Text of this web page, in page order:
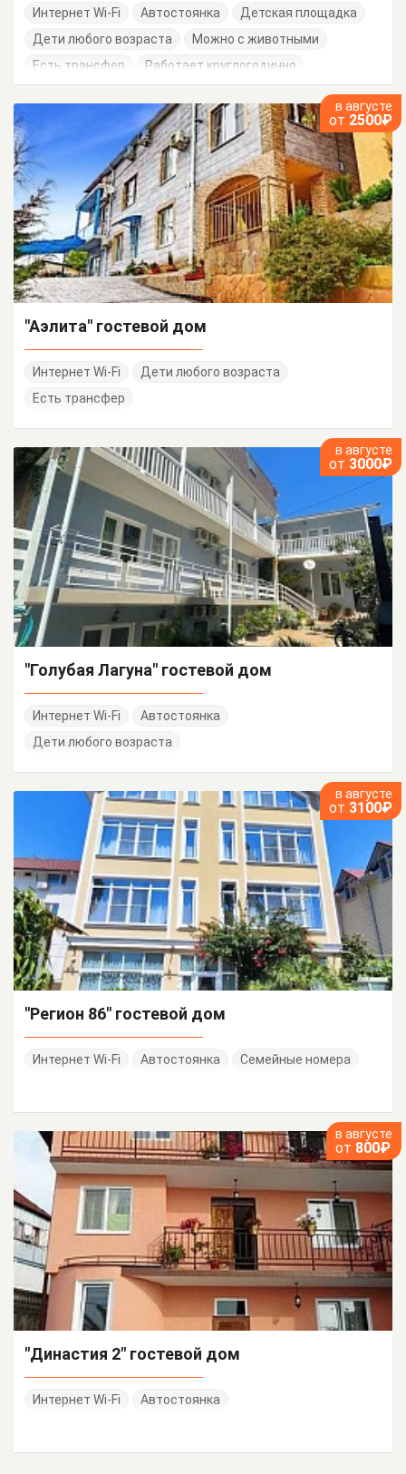
Интернет Wi-Fi Автостоянка
Детская площадка
Дети любого возраста
Можно с животными
Есть трансфер
Работает круглогодично
в августе
от 2500₽
"Аэлита" гостевой дом
Интернет Wi-Fi
Дети любого возраста
Есть трансфер
в августе
от 3000₽
"Голубая Лагуна" гостевой дом
Интернет Wi-Fi
Автостоянка
Дети любого возраста
в августе
от 3100₽
"Регион 86" гостевой дом
Интернет Wi-Fi Автостоянка Семейные номера
в августе
от 800₽
"Династия 2" гостевой дом
Интернет Wi-Fi Автостоянка